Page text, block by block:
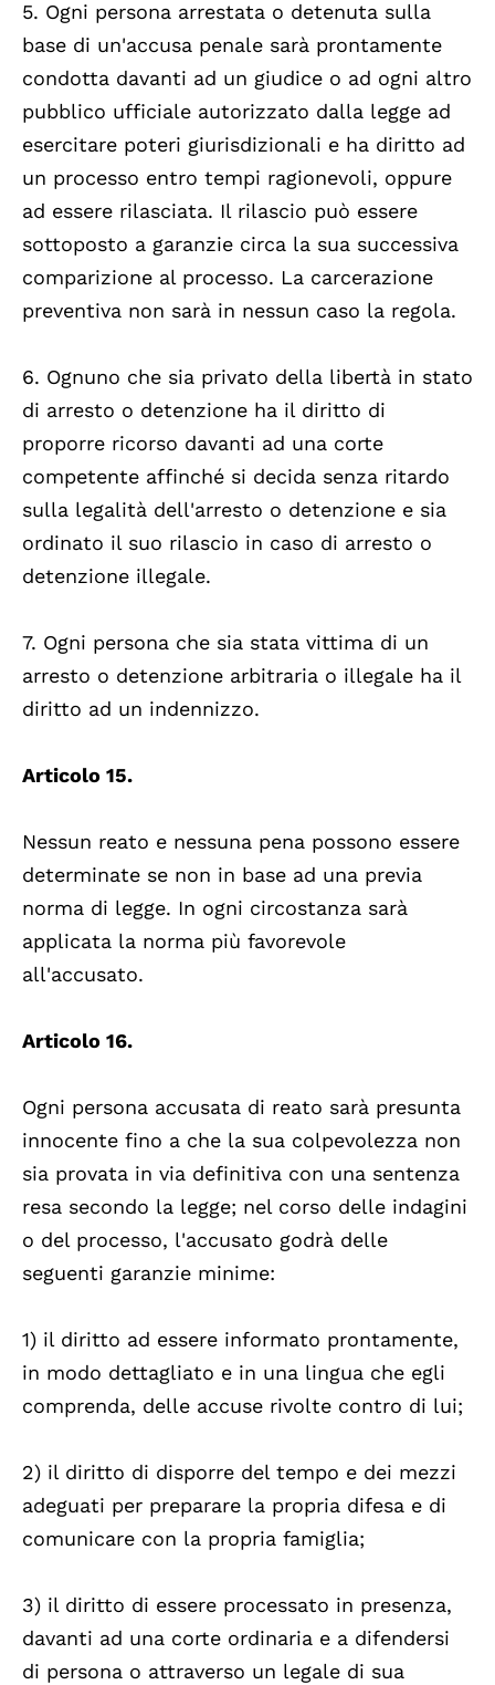
5. Ogni persona arrestata o detenuta sulla
base di un'accusa penale sarà prontamente
condotta davanti ad un giudice o ad ogni altro
pubblico ufficiale autorizzato dalla legge ad
esercitare poteri giurisdizionali e ha diritto ad
un processo entro tempi ragionevoli, oppure
ad essere rilasciata. Il rilascio può essere
sottoposto a garanzie circa la sua successiva
comparizione al processo. La carcerazione
preventiva non sarà in nessun caso la regola.
6. Ognuno che sia privato della libertà in stato
di arresto o detenzione ha il diritto di
proporre ricorso davanti ad una corte
competente affinché si decida senza ritardo
sulla legalità dell'arresto o detenzione e sia
ordinato il suo rilascio in caso di arresto o
detenzione illegale.
7. Ogni persona che sia stata vittima di un
arresto o detenzione arbitraria o illegale ha il
diritto ad un indennizzo.
Articolo 15.
Nessun reato e nessuna pena possono essere
determinate se non in base ad una previa
norma di legge. In ogni circostanza sarà
applicata la norma più favorevole
all'accusato.
Articolo 16.
Ogni persona accusata di reato sarà presunta
innocente fino a che la sua colpevolezza non
sia provata in via definitiva con una sentenza
resa secondo la legge; nel corso delle indagini
o del processo, l'accusato godrà delle
seguenti garanzie minime:
1) il diritto ad essere informato prontamente,
in modo dettagliato e in una lingua che egli
comprenda, delle accuse rivolte contro di lui;
2) il diritto di disporre del tempo e dei mezzi
adeguati per preparare la propria difesa e di
comunicare con la propria famiglia;
3) il diritto di essere processato in presenza,
davanti ad una corte ordinaria e a difendersi
di persona o attraverso un legale di sua